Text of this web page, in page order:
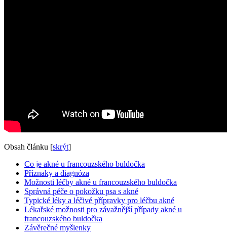
Obsah článku [skrýt]
Co je akné u francouzského buldočka
Příznaky a diagnóza
Možnosti léčby akné u francouzského buldočka
Správná péče o pokožku psa s akné
Typické léky a léčivé přípravky pro léčbu akné
Lékařské možnosti pro závažnější případy akné u
francouzského buldočka
Závěrečné myšlenky